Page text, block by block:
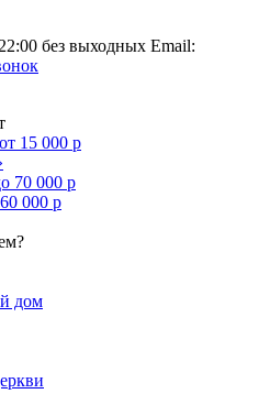
без выходных Email:
15 000 р
70 000 р
000 р
дом